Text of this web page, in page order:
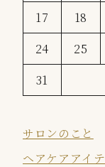
17
18
24
25
31
サロンのこと
ヘアケアアイ